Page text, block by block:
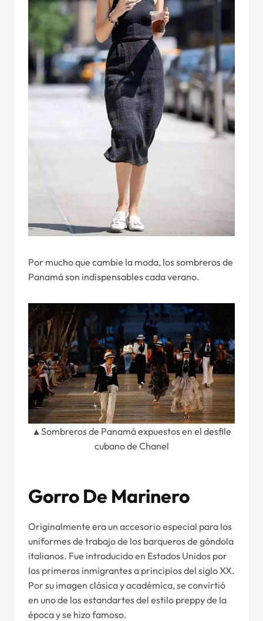
Por mucho que cambie la moda, los sombreros de
Panamá son indispensables cada verano.
▲Sombreros de Panamá expuestos en el desfile
cubano de Chanel
Gorro De Marinero
Originalmente era un accesorio especial para los
uniformes de trabajo de los barqueros de góndola
italianos. Fue introducido en Estados Unidos por
los primeros inmigrantes a principios del siglo XX.
Por su imagen clásica y académica, se convirtió
en uno de los estandartes del estilo preppy de la
época y se hizo famoso.